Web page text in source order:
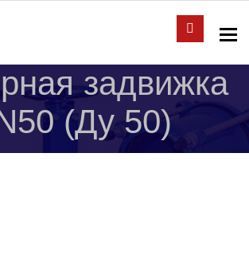
задвижка
(Ду 50)